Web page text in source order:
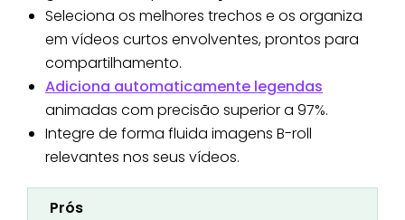
Seleciona os melhores trechos e os organiza
em vídeos curtos envolventes, prontos para
compartilhamento.
Adiciona automaticamente legendas
animadas com precisão superior a 97%.
Integre de forma fluida imagens B-roll
relevantes nos seus vídeos.
Prós